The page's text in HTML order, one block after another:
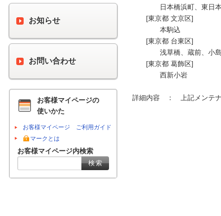
日本橋浜町、東日本
[東京都 文京区]
本駒込
[東京都 台東区]
浅草橋、蔵前、小島
[東京都 葛飾区]
西新
詳細内容　：　上記メンテ
お知らせ
お問い合わせ
お客様マイページの
使いかた
お客様マイページ ご利用ガイド
マークとは
お客様マイページ内検索